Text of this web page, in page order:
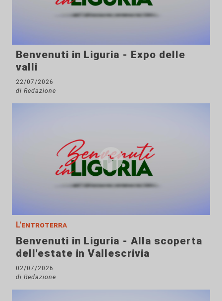
Benvenuti in Liguria - Expo delle
valli
22/07/2026
di Redazione
L'entroterra
Benvenuti in Liguria - Alla scoperta
dell'estate in Vallescrivia
02/07/2026
di Redazione